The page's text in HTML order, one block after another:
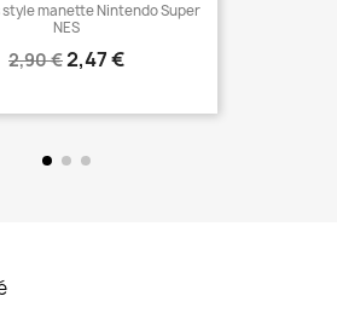
manette Nintendo Super
NES
Prix
2,90 € Prix
2,47 €